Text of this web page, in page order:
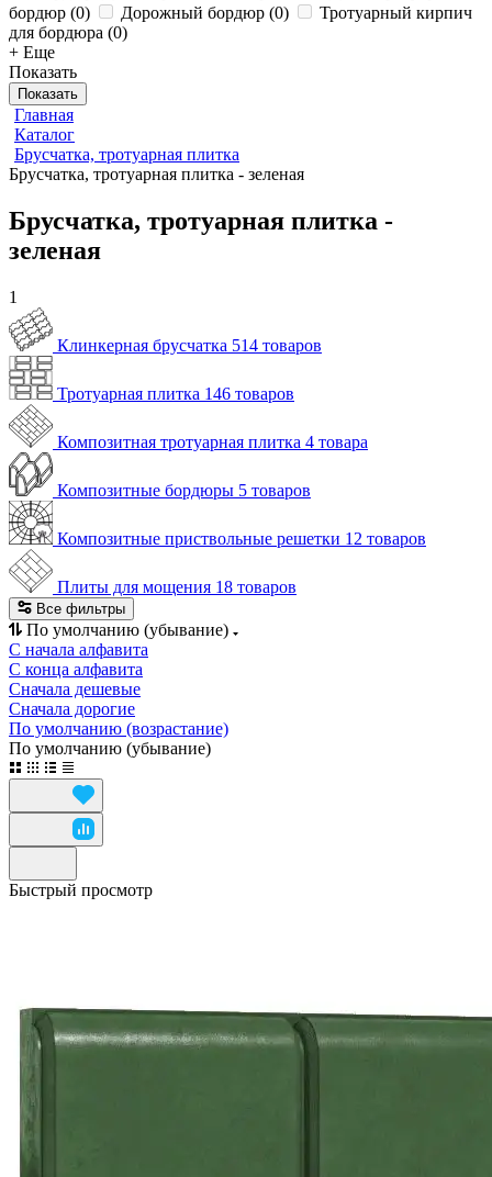
бордюр (0) Дорожный бордюр (0)
Тротуарный кирпич
для бордюра (0)
+ Еще
Показать
Показать
Главная
Каталог
Брусчатка, тротуарная плитка
Брусчатка, тротуарная плитка - зеленая
Брусчатка, тротуарная плитка -
зеленая
1
Клинкерная брусчатка 514 товаров
Тротуарная плитка 146 товаров
Композитная тротуарная плитка 4 товара
Композитные бордюры 5 товаров
Композитные приствольные решетки 12 товаров
Плиты для мощения 18 товаров
Все фильтры
По умолчанию (убывание)
С начала алфавита
С конца алфавита
Сначала дешевые
Сначала дорогие
По умолчанию (возрастание)
По умолчанию (убывание)
Быстрый просмотр